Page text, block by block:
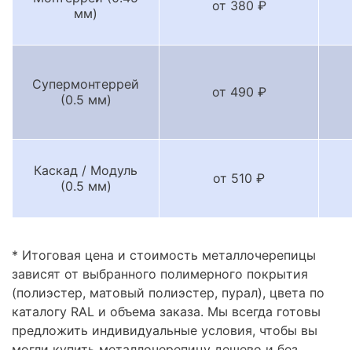
мм)
от 380 ₽
Супермонтеррей
(0.5 мм)
от 490 ₽
Каскад / Модуль
(0.5 мм)
от 510 ₽
* Итоговая цена и стоимость металлочерепицы
зависят от выбранного полимерного покрытия
(полиэстер, матовый полиэстер, пурал), цвета по
каталогу RAL и объема заказа. Мы всегда готовы
предложить индивидуальные условия, чтобы вы